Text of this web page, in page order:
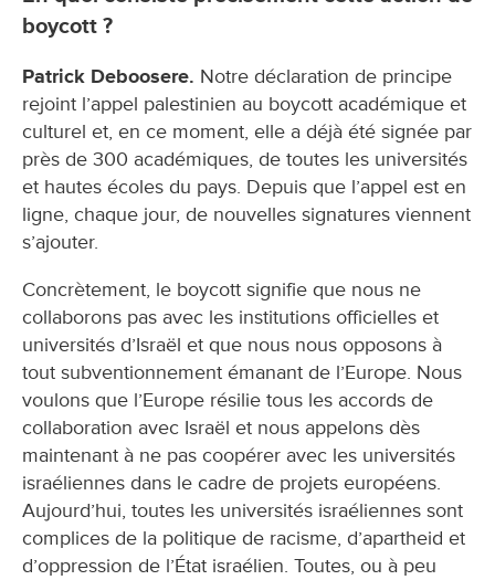
boycott ?
Patrick Deboosere. Notre déclaration de principe
rejoint l’appel palestinien au boycott académique et
culturel et, en ce moment, elle a déjà été signée par
près de 300 académiques, de toutes les universités
et hautes écoles du pays. Depuis que l’appel est en
ligne, chaque jour, de nouvelles signatures viennent
s’ajouter.
Concrètement, le boycott signifie que nous ne
collaborons pas avec les institutions officielles et
universités d’Israël et que nous nous opposons à
tout subventionnement émanant de l’Europe. Nous
voulons que l’Europe résilie tous les accords de
collaboration avec Israël et nous appelons dès
maintenant à ne pas coopérer avec les universités
israéliennes dans le cadre de projets européens.
Aujourd’hui, toutes les universités israéliennes sont
complices de la politique de racisme, d’apartheid et
d’oppression de l’État israélien. Toutes, ou à peu